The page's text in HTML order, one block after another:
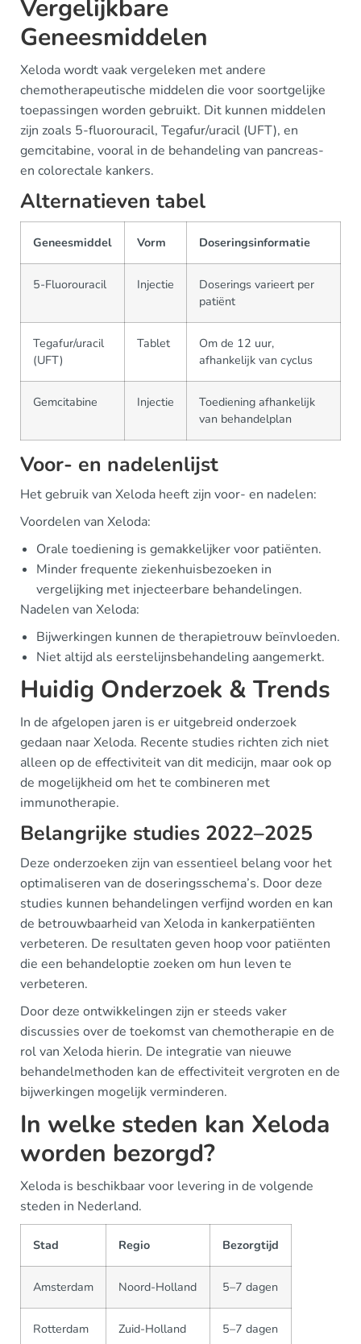
Vergelijkbare
Geneesmiddelen
Xeloda wordt vaak vergeleken met andere
chemotherapeutische middelen die voor soortgelijke
toepassingen worden gebruikt. Dit kunnen middelen
zijn zoals 5-fluorouracil, Tegafur/uracil (UFT), en
gemcitabine, vooral in de behandeling van pancreas-
en colorectale kankers.
Alternatieven tabel
Geneesmiddel Vorm Doseringsinformatie
5-Fluorouracil Injectie
Doserings varieert per
patiënt
Tegafur/uracil
(UFT)
Tablet
Om de 12 uur,
afhankelijk van cyclus
Gemcitabine Injectie
Toediening afhankelijk
van behandelplan
Voor- en nadelenlijst
Het gebruik van Xeloda heeft zijn voor- en nadelen:
Voordelen van Xeloda:
Orale toediening is gemakkelijker voor patiënten.
Minder frequente ziekenhuisbezoeken in
vergelijking met injecteerbare behandelingen.
Nadelen van Xeloda:
Bijwerkingen kunnen de therapietrouw beïnvloeden.
Niet altijd als eerstelijnsbehandeling aangemerkt.
Huidig Onderzoek & Trends
In de afgelopen jaren is er uitgebreid onderzoek
gedaan naar Xeloda. Recente studies richten zich niet
alleen op de effectiviteit van dit medicijn, maar ook op
de mogelijkheid om het te combineren met
immunotherapie.
Belangrijke studies 2022–2025
Deze onderzoeken zijn van essentieel belang voor het
optimaliseren van de doseringsschema’s. Door deze
studies kunnen behandelingen verfijnd worden en kan
de betrouwbaarheid van Xeloda in kankerpatiënten
verbeteren. De resultaten geven hoop voor patiënten
die een behandeloptie zoeken om hun leven te
verbeteren.
Door deze ontwikkelingen zijn er steeds vaker
discussies over de toekomst van chemotherapie en de
rol van Xeloda hierin. De integratie van nieuwe
behandelmethoden kan de effectiviteit vergroten en de
bijwerkingen mogelijk verminderen.
In welke steden kan Xeloda
worden bezorgd?
Xeloda is beschikbaar voor levering in de volgende
steden in Nederland.
Stad Regio Bezorgtijd
Amsterdam Noord-Holland 5–7 dagen
Rotterdam Zuid-Holland 5–7 dagen